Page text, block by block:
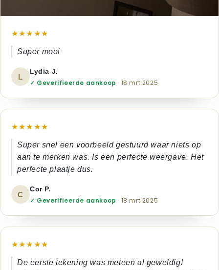
★★★★★
Super mooi
L
Lydia J.
✓ Geverifieerde aankoop · 18 mrt 2025
★★★★★
Super snel een voorbeeld gestuurd waar niets op
aan te merken was. Is een perfecte weergave. Het
perfecte plaatje dus.
C
Cor P.
✓ Geverifieerde aankoop · 18 mrt 2025
★★★★★
De eerste tekening was meteen al geweldig!